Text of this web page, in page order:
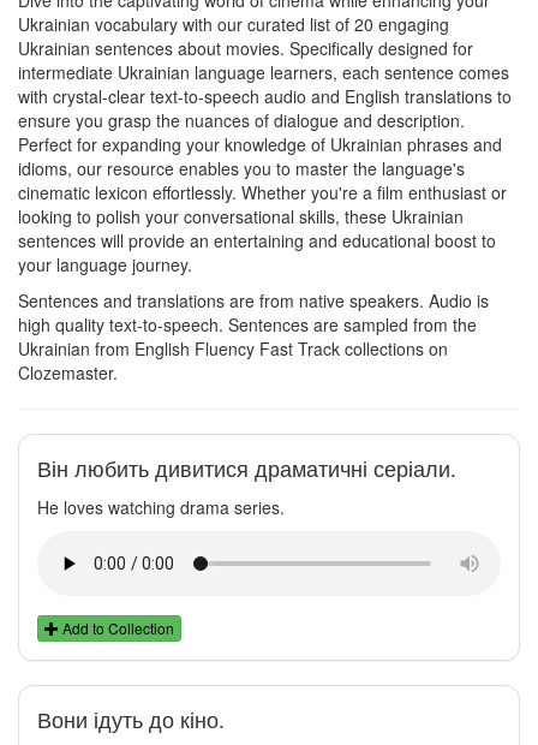
Ukrainian vocabulary with our curated list of 20 engaging
Ukrainian sentences about movies. Specifically designed for
intermediate Ukrainian language learners, each sentence comes
with crystal-clear text-to-speech audio and English translations to
ensure you grasp the nuances of dialogue and description.
Perfect for expanding your knowledge of Ukrainian phrases and
idioms, our resource enables you to master the language's
cinematic lexicon effortlessly. Whether you're a film enthusiast or
looking to polish your conversational skills, these Ukrainian
sentences will provide an entertaining and educational boost to
your language journey.
Sentences and translations are from native speakers. Audio is
high quality text-to-speech. Sentences are sampled from the
Ukrainian from English Fluency Fast Track collections on
Clozemaster.
Він любить дивитися драматичні серіали.
He loves watching drama series.
Add to Collection
Вони ідуть до кіно.